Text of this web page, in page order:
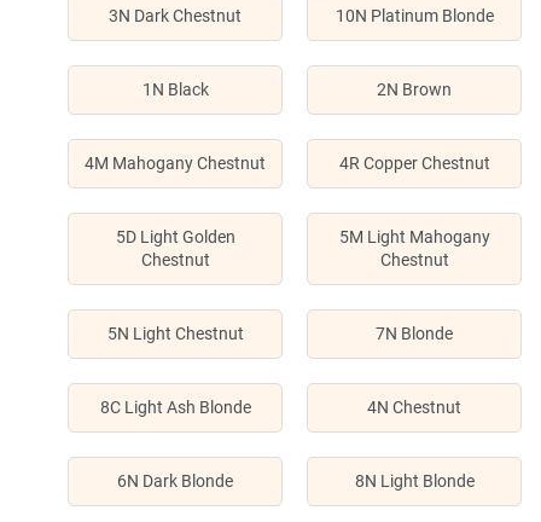
3N Dark Chestnut 10N Platinum Blonde
1N Black 2N Brown
4M Mahogany Chestnut 4R Copper Chestnut
5D Light Golden
Chestnut
5M Light Mahogany
Chestnut
5N Light Chestnut 7N Blonde
8C Light Ash Blonde 4N Chestnut
6N Dark Blonde 8N Light Blonde